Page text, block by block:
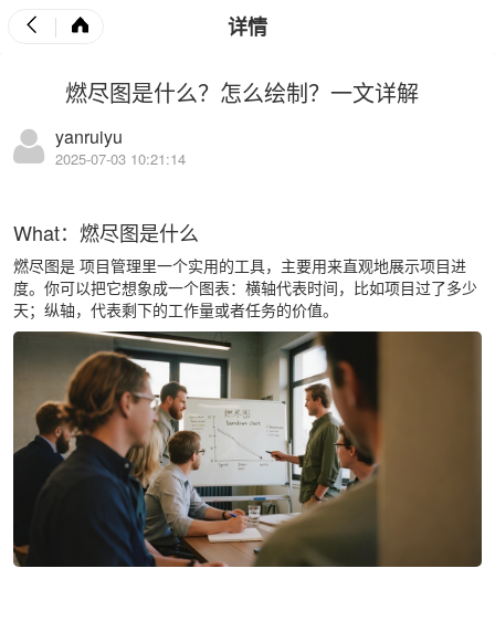
详情
燃尽图是什么？怎么绘制？一文详解
yanruiyu
2025-07-03 10:21:14
What：燃尽图是什么
燃尽图是 项目管理里一个实用的工具，主要用来直观地展示项目进
度。你可以把它想象成一个图表：横轴代表时间，比如项目过了多少
天；纵轴，代表剩下的工作量或者任务的价值。